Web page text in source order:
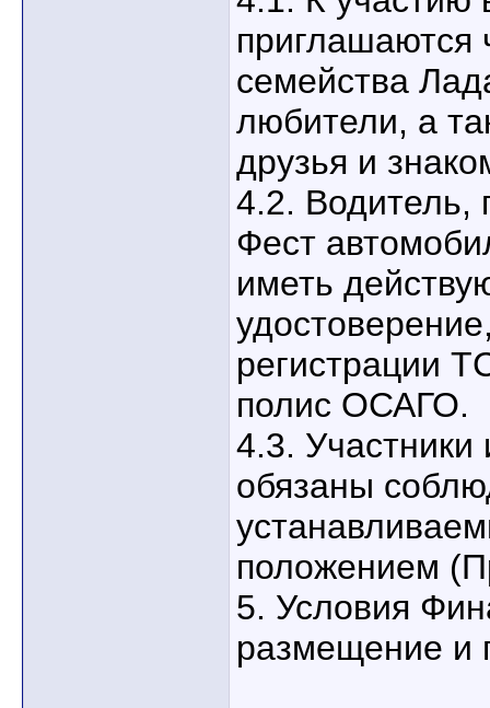
приглашаются
семейства
любители, а
друзья и
4.2. Водитель,
Фест
иметь
регистрации
полис ОСАГО.
4.3. Участники
обязаны
положением
5. Условия
размещение и